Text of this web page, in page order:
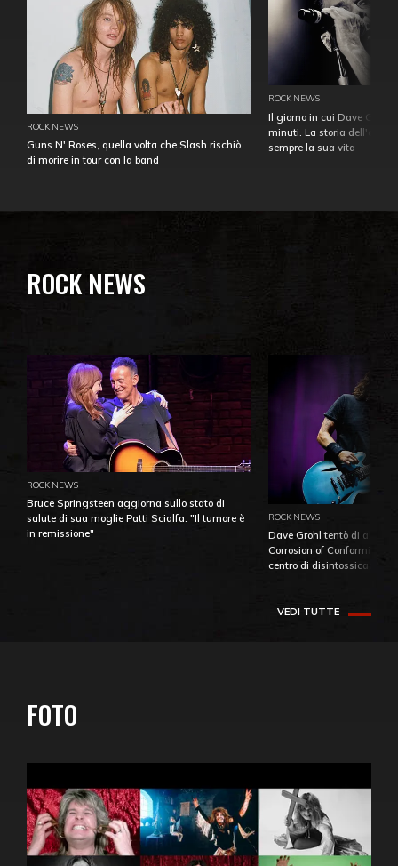
ROCK NEWS
Guns N' Roses, quella volta che Slash rischiò
di morire in tour con la band
ROCK NEWS
Il giorno in cui Dave
minuti. La storia
sempre la sua vita
ROCK NEWS
ROCK NEWS
Bruce Springsteen aggiorna sullo stato di
salute di sua moglie Patti Scialfa: "Il tumore è
in remissione"
ROCK NEWS
Dave Grohl tentò di
Corrosion of Conformity
centro di
VEDI TUTTE
FOTO